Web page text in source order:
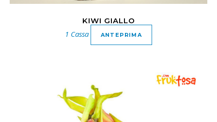
KIWI GIALLO
1 Cassa ANTEPRIMA